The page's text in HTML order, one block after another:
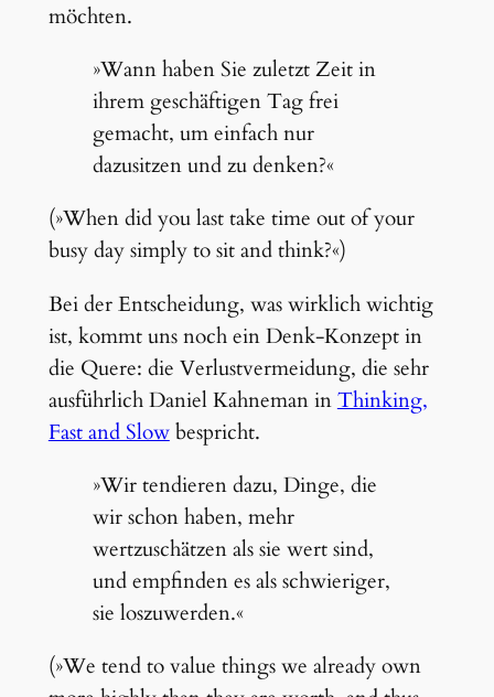
möchten.
»Wann haben Sie zuletzt Zeit in
ihrem geschäftigen Tag frei
gemacht, um einfach nur
dazusitzen und zu denken?«
(»When did you last take time out of your
busy day simply to sit and think?«)
Bei der Entscheidung, was wirklich wichtig
ist, kommt uns noch ein Denk-Konzept in
die Quere: die Verlustvermeidung, die sehr
ausführlich Daniel Kahneman inThinking,
Fast and Slowbespricht.
»Wir tendieren dazu, Dinge, die
wir schon haben, mehr
wertzuschätzen als sie wert sind,
und empfinden es als schwieriger,
sie loszuwerden.«
(»We tend to value things we already own